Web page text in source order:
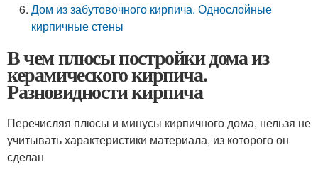
Дом из забутовочного кирпича. Однослойные
кирпичные стены
В чем плюсы постройки дома из
керамического кирпича.
Разновидности кирпича
Перечисляя плюсы и минусы кирпичного дома, нельзя не
учитывать характеристики материала, из которого он
сделан